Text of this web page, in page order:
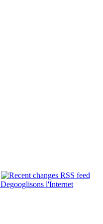
Degooglisons l'Internet